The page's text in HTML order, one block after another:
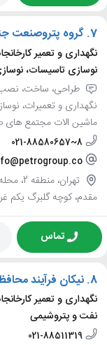
7. گروه پتروصنعت
نگهداری و تعمیر
نوسازی تاسیسات،
طراحی، ساخت، نصب،
نگهداری و تعمیرات،
ماشین الات مجتمع های
021-88580657~8
مقدم، کوچه گلبرگ یکم
تماس
8. نیکان فرآیند
نگهداری و تعمیر
نفت و پتروشیمی
021-88511319